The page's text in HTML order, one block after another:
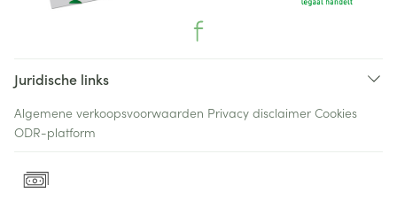
Juridische links
Algemene verkoopsvoorwaarden Privacy disclaimer Cookies
ODR-platform